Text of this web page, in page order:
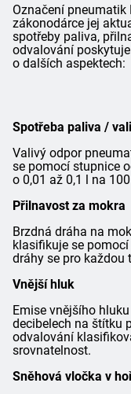
Označení pneumatik
zákonodárce jej
spotřeby paliva,
odvalování
o dalších aspektech:
Spotřeba paliva /
Valivý odpor
se pomocí stupnice
o 0,01 až 0,1 l na
Přilnavost za mokra
Brzdná dráha na
klasifikuje se
dráhy se pro každou
Vnější hluk
Emise vnějšího
decibelech na štítku
odvalování
srovnatelnost.
Sněhová vločka v